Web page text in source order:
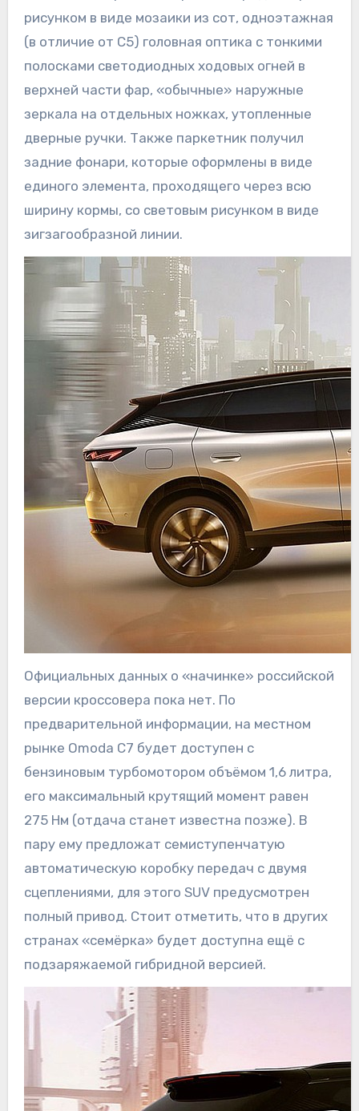
рисунком в виде мозаики из сот, одноэтажная
(в отличие от С5) головная оптика с тонкими
полосками светодиодных ходовых огней в
верхней части фар, «обычные» наружные
зеркала на отдельных ножках, утопленные
дверные ручки. Также паркетник получил
задние фонари, которые оформлены в виде
единого элемента, проходящего через всю
ширину кормы, со световым рисунком в виде
зигзагообразной линии.
Официальных данных о «начинке» российской
версии кроссовера пока нет. По
предварительной информации, на местном
рынке Omoda C7 будет доступен с
бензиновым турбомотором объёмом 1,6 литра,
его максимальный крутящий момент равен
275 Нм (отдача станет известна позже). В
пару ему предложат семиступенчатую
автоматическую коробку передач с двумя
сцеплениями, для этого SUV предусмотрен
полный привод. Стоит отметить, что в других
странах «семёрка» будет доступна ещё с
подзаряжаемой гибридной версией.